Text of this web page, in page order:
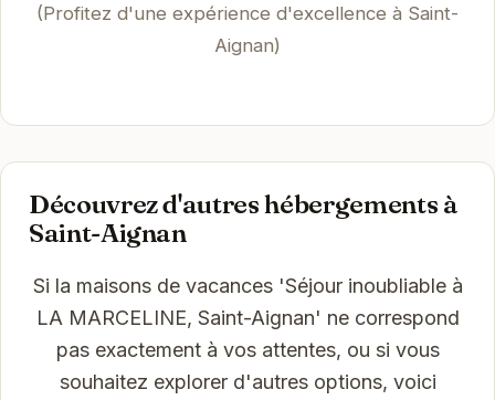
(Profitez d'une expérience d'excellence à Saint-
Aignan)
Découvrez d'autres hébergements à
Saint-Aignan
Si la maisons de vacances 'Séjour inoubliable à
LA MARCELINE, Saint-Aignan' ne correspond
pas exactement à vos attentes, ou si vous
souhaitez explorer d'autres options, voici